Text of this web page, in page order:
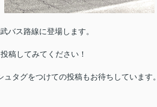
バス路線に登場します。
稿してみてください！
ュタグをつけての投稿もお待ちしています。